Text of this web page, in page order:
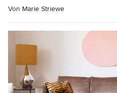
Von Marie Striewe